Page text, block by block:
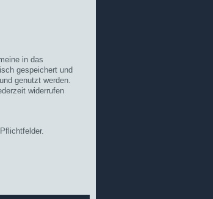
in das
gespeichert und
genutzt werden.
widerrufen